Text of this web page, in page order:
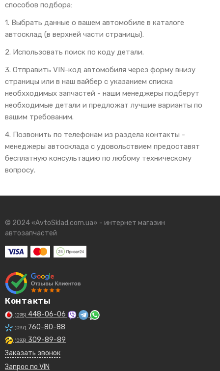
способов подбора:
1. Выбрать данные о вашем автомобиле в каталоге
автосклад (в верхней части страницы).
2. Использовать поиск по коду детали.
3. Отправить VIN-код автомобиля через форму внизу
страницы или в наш вайбер с указанием списка
необхходимых запчастей - наши менеджеры подберут
необходимые детали и предложат лучшие варианты по
вашим требованим.
4. Позвонить по телефонам из раздела контакты -
менеджеры автосклада с удовольствием предоставят
бесплатную консультацию по любому техническому
вопросу.
© 2024 «AvtoSklad.com.ua» - интернет магазин
автозапчастей
Контакты
(095) 448-06-06
(097) 760-80-88
(093) 309-89-89
Заказать звонок
Запрос по VIN